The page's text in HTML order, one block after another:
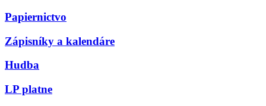
Papiernictvo
Zápisníky a kalendáre
Hudba
LP platne